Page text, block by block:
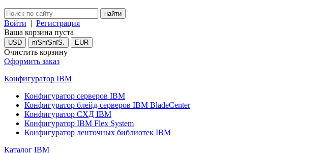
Войти | Регистрация
Ваша корзина пуста
USD пїЅпїЅпїЅ. EUR
Очистить корзину
Оформить заказ
Конфигуратор IBM
Конфигуратор серверов IBM
Конфигуратор блейд-серверов IBM BladeCenter
Конфигуратор СХД IBM
Конфигуратор IBM Flex System
Конфигуратор ленточных библиотек IBM
Каталог IBM